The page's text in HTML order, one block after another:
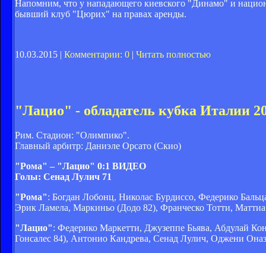
Напомним, что у нападающего киевского "Динамо" и
бывший клуб "Цюрих" на правах аренды.
10.03.2015 | Комментарии: 0 | Читать полностью
"Лацио" - обладатель кубка Италии
Рим. Стадион: "Олимпико".
Главный арбитр: Даниэле Орсато (Скио)
"Рома" – "Лацио" 0:1 ВИДЕО
Голы: Сенад Лулич 71
"Рома": Богдан Лобонц, Николас Бурдиссо, Федерико
Эрик Ламела, Маркиньо (Додо 82), Франческо Тотти,
"Лацио": Федерико Маркетти, Джузеппе Бьява, Абдулай
Гонсалес 84), Антонио Кандрева, Сенад Лулич, Оджени